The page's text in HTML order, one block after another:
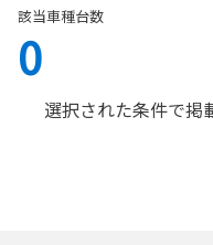
該当車種台数
0
選択された条件で掲